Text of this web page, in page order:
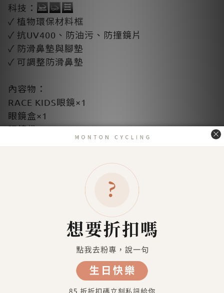
科技：
✓ 植物環保材料框
✓ 抗UV400、防油污、防撞鏡片
✓ 防滑鼻墊與腳墊
✓ 可調整防滑鼻墊
內容物：
RACE KIDS眼鏡×1
眼鏡盒×1
眼鏡袋×1
了解更多
送貨及付款方式
送貨方式